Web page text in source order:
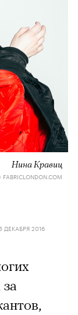
Нина Кравиц
ДЕКАБРЯ 2016